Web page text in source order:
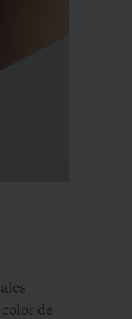
de